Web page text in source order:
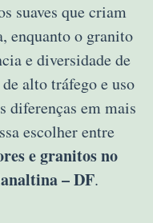
suaves que criam
enquanto o granito
e diversidade de
alto tráfego e uso
diferenças em mais
escolher entre
e granitos no
– DF.